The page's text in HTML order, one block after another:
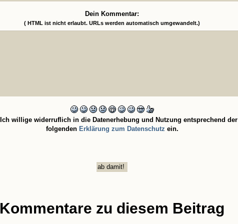
Dein Kommentar:
( HTML ist nicht erlaubt. URLs werden automatisch umgewandelt.)
willige widerruflich in die Datenerhebung und Nutzung entsprechend der
folgenden Erklärung zum Datenschutz ein.
Kommentare zu diesem Beitrag